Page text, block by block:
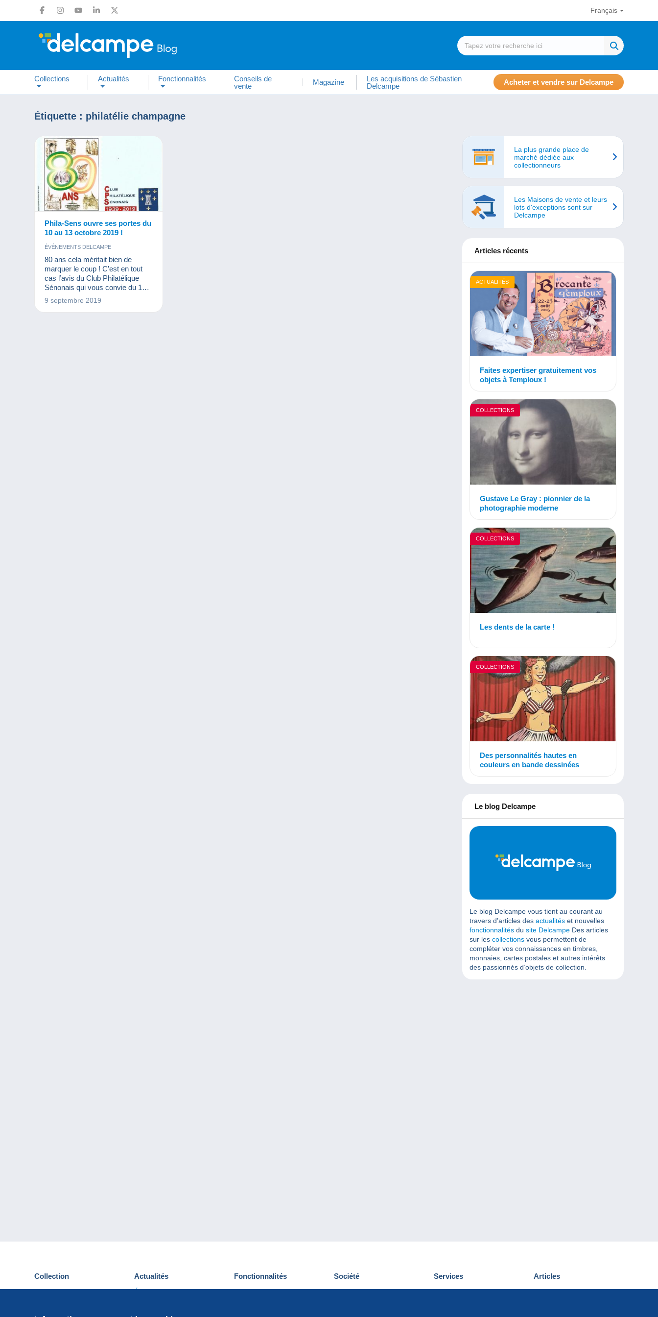
Français
Collections Actualités Fonctionnalités
Conseils de
vente
Magazine
Les acquisitions de Sébastien
Delcampe
Acheter et vendre sur Delcampe
Étiquette : philatélie champagne
Phila-Sens ouvre ses portes du
10 au 13 octobre 2019 !
ÉVÉNEMENTS DELCAMPE
80 ans cela méritait bien de
marquer le coup ! C’est en tout
cas l’avis du Club Philatélique
Sénonais qui vous convie du 10
au 13 octobre à l’exposition
philatélique interrégionale Phila-
9 septembre 2019
La plus grande place de
marché dédiée aux
collectionneurs
Les Maisons de vente et leurs
lots d'exceptions sont sur
Delcampe
Articles récents
ACTUALITÉS
Faites expertiser gratuitement vos
objets à Temploux !
COLLECTIONS
Gustave Le Gray : pionnier de la
photographie moderne
COLLECTIONS
Les dents de la carte !
COLLECTIONS
Des personnalités hautes en
couleurs en bande dessinées
Le blog Delcampe
Le blog Delcampe vous tient au courant au
travers d’articles des actualités et nouvelles
fonctionnalités du site Delcampe Des articles
sur les collections vous permettent de
compléter vos connaissances en timbres,
monnaies, cartes postales et autres intérêts
des passionnés d’objets de collection.
Collection
Cartes postales
Actualités
Événements Delcampe
Fonctionnalités
Nouveautés
Société
Qui sommes-nous
Services
Découvrir Delcampe
Articles